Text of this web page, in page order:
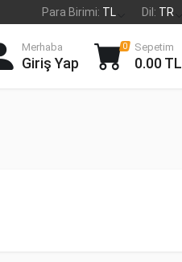
Para Birimi: TL Dil: TR
Merhaba
Giriş Yap
0 Sepetim
0.00 TL